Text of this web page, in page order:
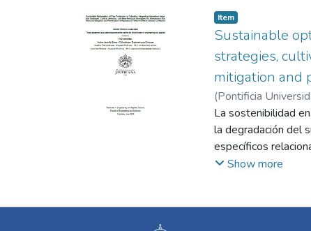
Item
Sustainable
strategies,
mitigation and
(Pontificia
Drochss Pettry;
La sostenibilidad
la degradación del
específicos
variedades de
Show more